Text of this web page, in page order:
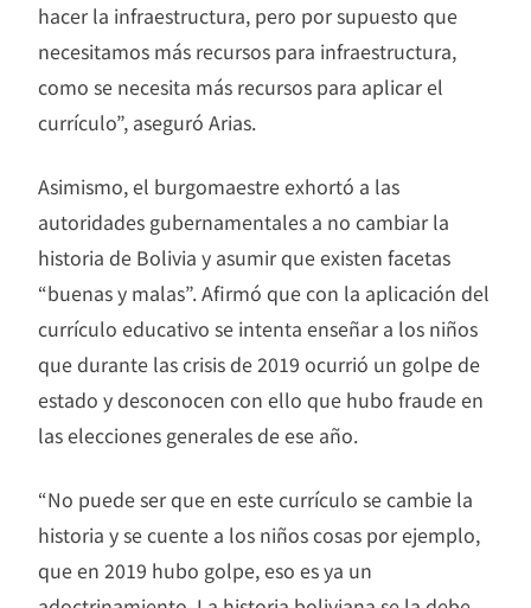
hacer la infraestructura, pero por supuesto que
necesitamos más recursos para infraestructura,
como se necesita más recursos para aplicar el
currículo”, aseguró Arias.
Asimismo, el burgomaestre exhortó a las
autoridades gubernamentales a no cambiar la
historia de Bolivia y asumir que existen facetas
“buenas y malas”. Afirmó que con la aplicación del
currículo educativo se intenta enseñar a los niños
que durante las crisis de 2019 ocurrió un golpe de
estado y desconocen con ello que hubo fraude en
las elecciones generales de ese año.
“No puede ser que en este currículo se cambie la
historia y se cuente a los niños cosas por ejemplo,
que en 2019 hubo golpe, eso es ya un